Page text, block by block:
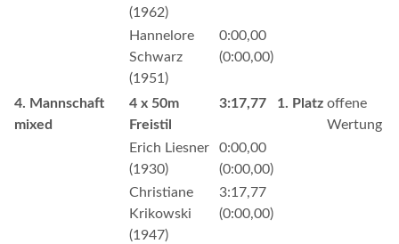
(1962)
Hannelore
Schwarz
(1951)
0:00,00
(0:00,00)
4. Mannschaft
mixed
4 x 50m
Freistil
3:17,77 1. Platz offene
Wertung
Erich Liesner
(1930)
0:00,00
(0:00,00)
Christiane
Krikowski
(1947)
3:17,77
(0:00,00)